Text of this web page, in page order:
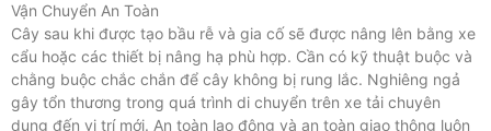
Vận Chuyển An Toàn
Cây sau khi được tạo bầu rễ và gia cố sẽ được nâng lên bằng xe
cẩu hoặc các thiết bị nâng hạ phù hợp. Cần có kỹ thuật buộc và
chằng buộc chắc chắn để cây không bị rung lắc. Nghiêng ngả
gây tổn thương trong quá trình di chuyển trên xe tải chuyên
dụng đến vị trí mới. An toàn lao động và an toàn giao thông luôn